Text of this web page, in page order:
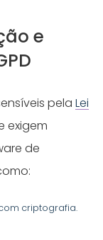
e
pelaLei
exigem
de
criptografia.